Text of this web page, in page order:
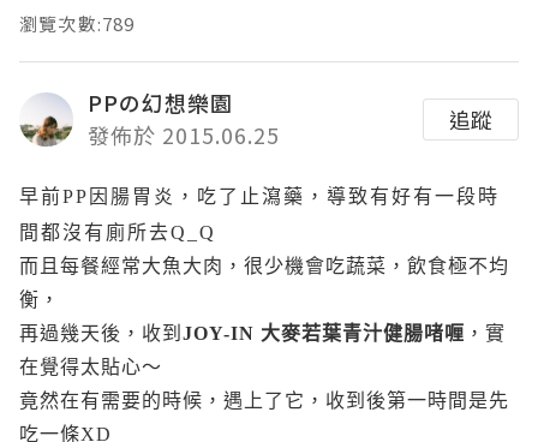
瀏覽次數:789
PPの幻想樂園
發佈於 2015.06.25
追蹤
早前PP因腸胃炎，吃了止瀉藥，導致有好有一段時
間都沒有廁所去Q_Q
而且每餐經常大魚大肉，很少機會吃蔬菜，飲食極不均
衡，
再過幾天後，收到 JOY-IN 大麥若葉青汁健腸啫喱 ，實
在覺得太貼心～
竟然在有需要的時候，遇上了它，收到後第一時間是先
吃一條XD